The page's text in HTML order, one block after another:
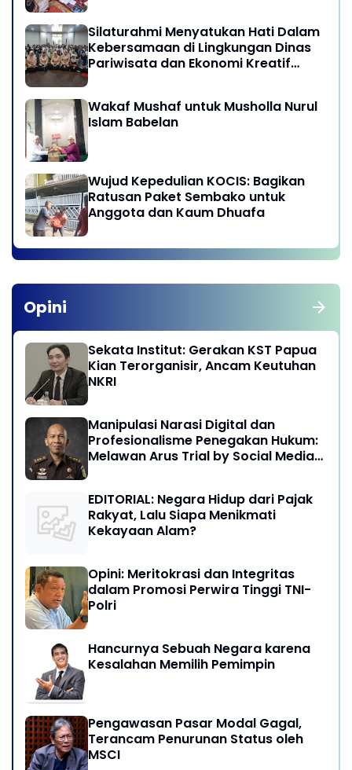
Silaturahmi Menyatukan Hati Dalam
Kebersamaan di Lingkungan Dinas
Pariwisata dan Ekonomi Kreatif
Wakaf Mushaf untuk Musholla Nurul
Islam Babelan
Wujud Kepedulian KOCIS: Bagikan
Ratusan Paket Sembako untuk
Anggota dan Kaum Dhuafa
Opini
Sekata Institut: Gerakan KST Papua
Kian Terorganisir, Ancam Keutuhan
NKRI
Manipulasi Narasi Digital dan
Profesionalisme Penegakan Hukum:
Melawan Arus Trial by Social Media
EDITORIAL: Negara Hidup dari Pajak
Rakyat, Lalu Siapa Menikmati
Kekayaan Alam?
Opini: Meritokrasi dan Integritas
dalam Promosi Perwira Tinggi TNI-
Polri
Hancurnya Sebuah Negara karena
Kesalahan Memilih Pemimpin
Pengawasan Pasar Modal Gagal,
Terancam Penurunan Status oleh
MSCI